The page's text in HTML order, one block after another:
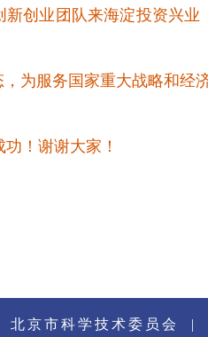
创业团队来海淀投资兴业
为服务国家重大战略和经
！谢谢大家！
北京市科学技术委员会 |